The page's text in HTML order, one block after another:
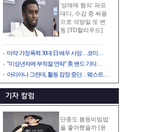
'성매매 혐의' 퍼프
대디, 수감 중 싸움
으로 석방일 또 변
동 [TD할리우드]
마약·가정폭력 30대 日 배우 사망…코미…
"미성년자에 부적절 연락" 美 밴드 기타…
아리아나 그란데, 활동 잠정 중단…웨스트…
단종도 봄동비빔밥
을 좋아했을까 [윤